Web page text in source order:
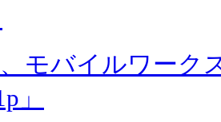
モバイルワーク
」